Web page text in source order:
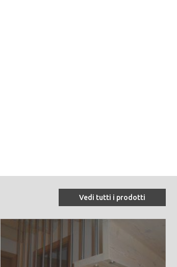
Vedi tutti i prodotti